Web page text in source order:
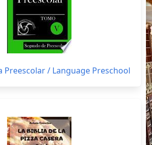
Preescolar / Language Preschool